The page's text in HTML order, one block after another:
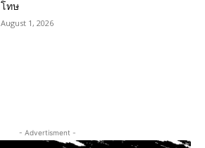
โทษ
August 1, 2026
- Advertisment -